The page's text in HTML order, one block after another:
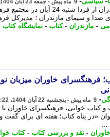
9 ماه پیش - جمعه 23 آبان 1404، 17:00
نمایشگاه کتاب
صدا و سیمای مازندران ؛ مدیرکل
- مازندران -کتاب - نمایشگاه کتاب
فرهنگسرای خاوران میزبان
- 9 ماه پیش - پنجشنبه 22 آبان 1404، 14:22
و کتاب خوانی، فرهنگسرای خاوران
«در پناه کتاب؛ هفته ای برای گفت و
- نقد و بررسی کتاب -کتاب